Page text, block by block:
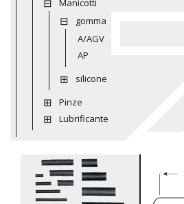
Manicotti
gomma
A/AGV
AP
silicone
Pinze
Lubrificante